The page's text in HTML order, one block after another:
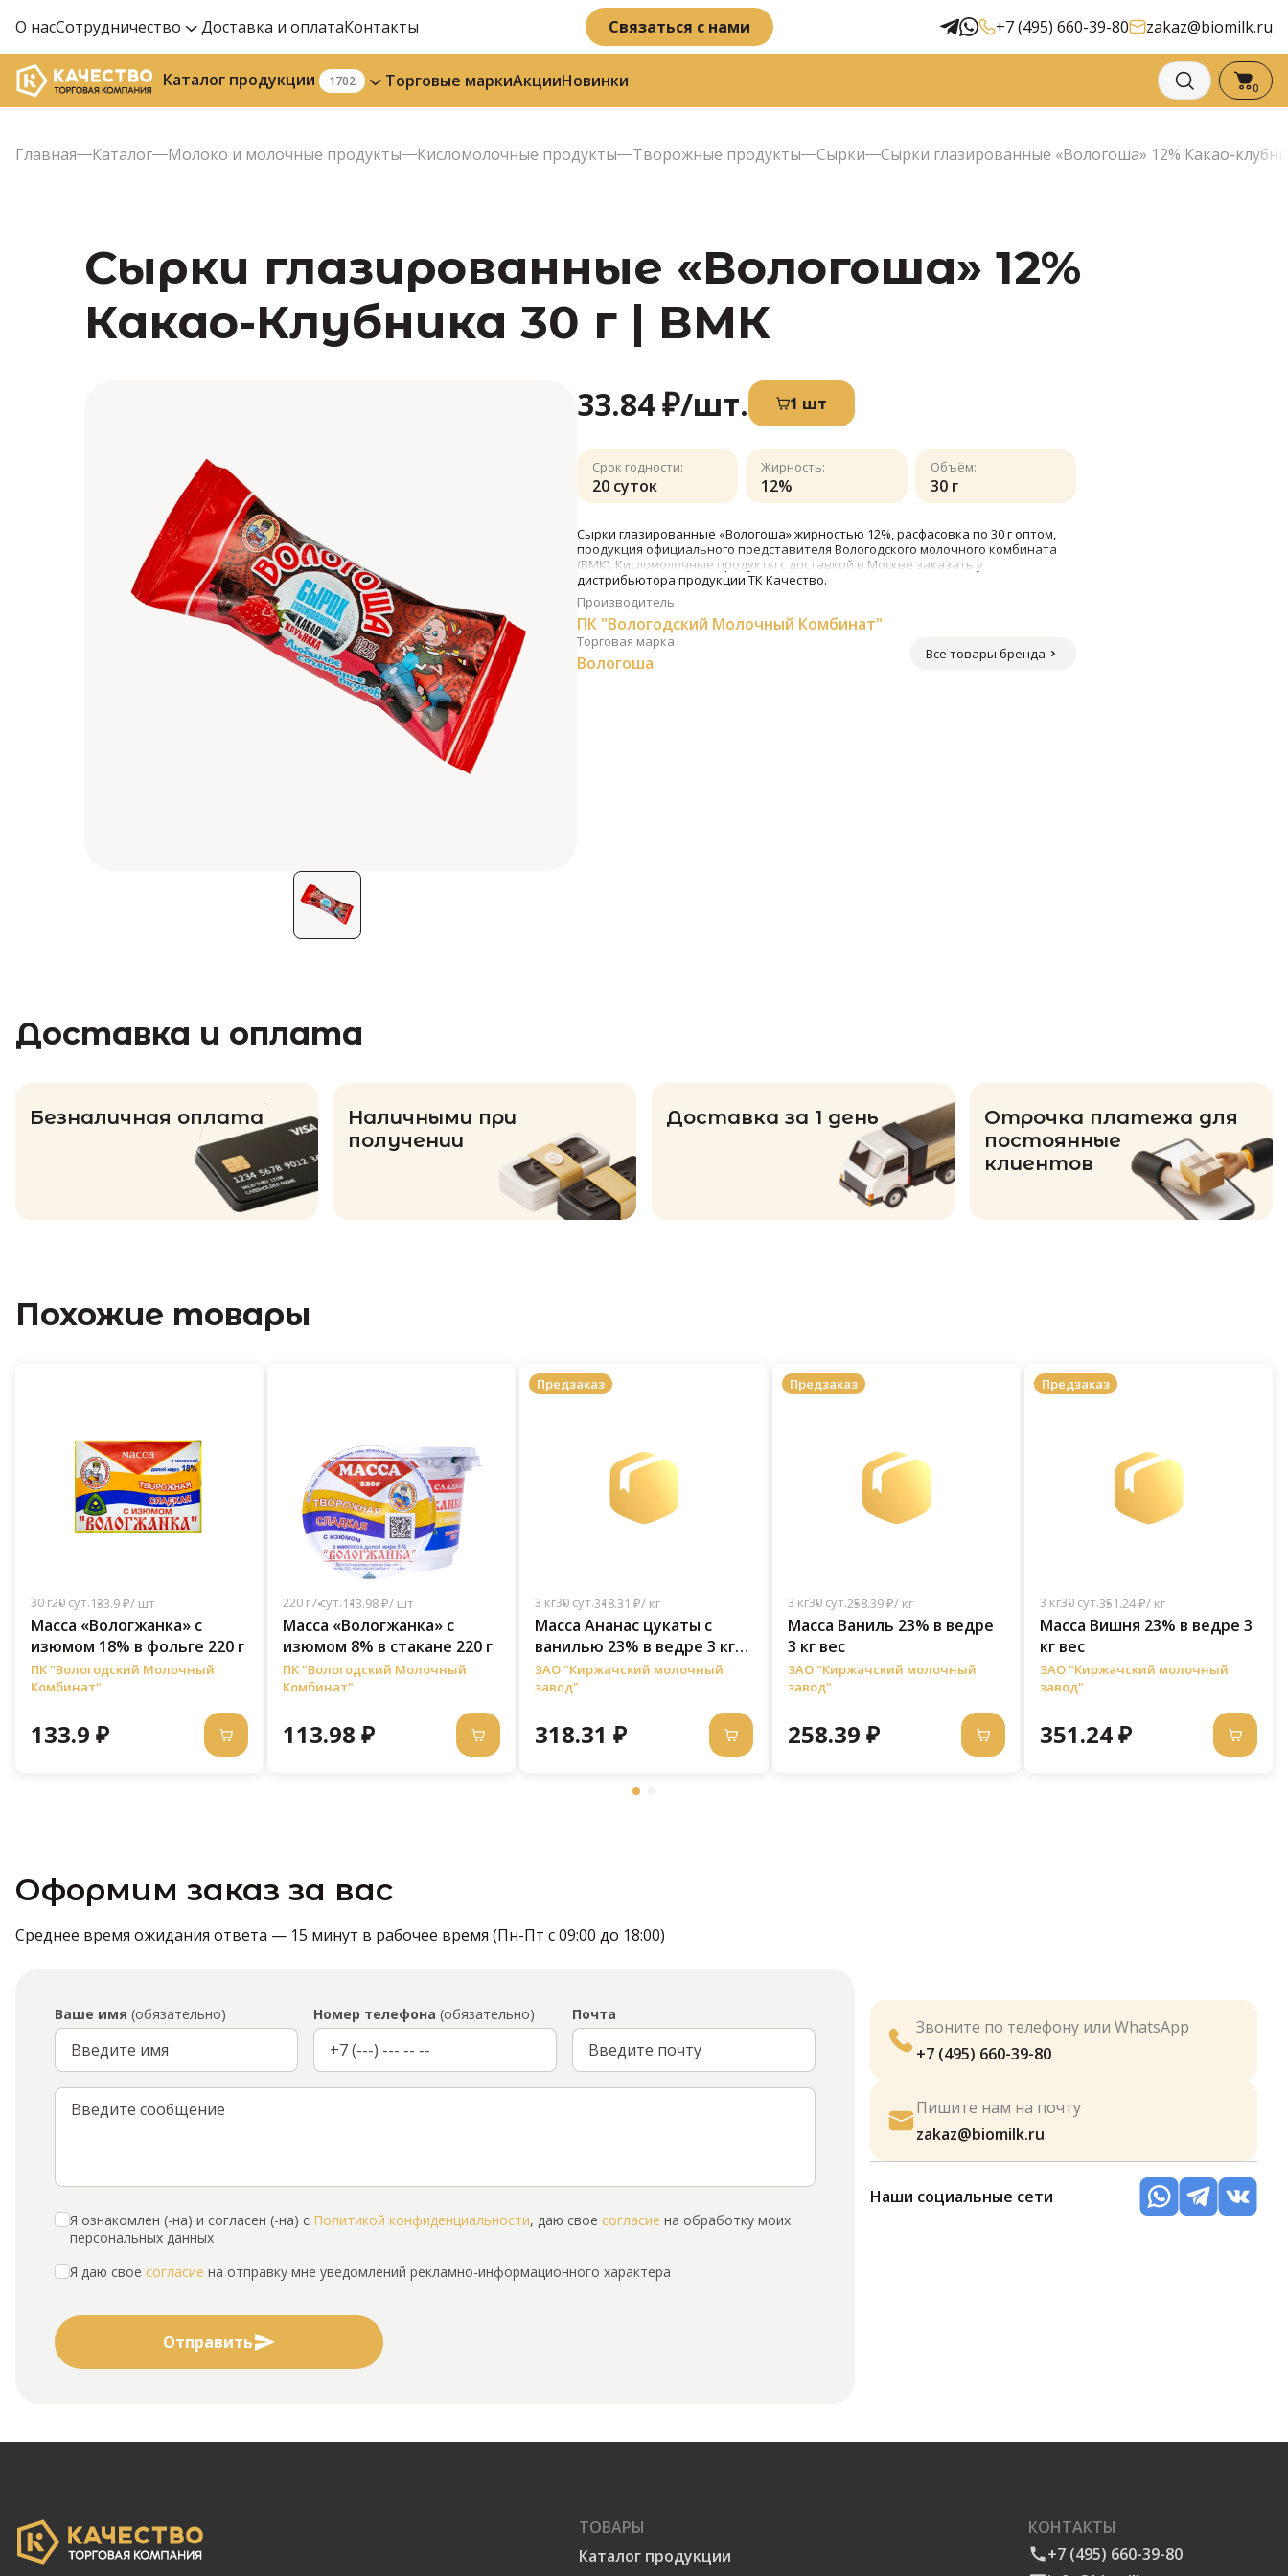
О насСотрудничество Доставка и оплатаКонтакты Связаться с нами +7 (495) 660-39-80 zakaz@biomilk.ru
Каталог продукции 1702 Торговые маркиАкцииНовинки 0
Главная Каталог Молоко и молочные продукты Кисломолочные продукты Творожные продукты Сырки Сырки глазированные «Вологоша» 12% Какао-
Сырки глазированные «Вологоша» 12%
Какао-Клубника 30 г | ВМК
33.84 ₽/шт. 1 шт
Срок годности:
20 суток
Жирность:
12%
Объём:
30 г
Сырки глазированные «Вологоша» жирностью 12%, расфасовка по 30 г оптом,
продукция официального представителя Вологодского молочного комбината
(ВМК). Кисломолочные продукты с доставкой в Москве заказать у
дистрибьютора продукции ТК Качество.
Производитель
ПК "Вологодский Молочный Комбинат"
Торговая марка
Вологоша Все товары бренда
Доставка и оплата
Безналичная оплата
Наличными при
получении
Доставка за 1 день
Отрочка платежа для
постоянные
клиентов
Похожие товары
30 г20 сут.133.9 ₽/ шт
Масса «Вологжанка» с
изюмом 18% в фольге 220 г
ПК "Вологодский Молочный
Комбинат"
133.9 ₽
220 г7 сут.113.98 ₽/ шт
Масса «Вологжанка» с
изюмом 8% в стакане 220 г
ПК "Вологодский Молочный
Комбинат"
113.98 ₽
Предзаказ
3 кг30 сут.318.31 ₽/ кг
Масса Ананас цукаты с
ванилью 23% в ведре 3 кг
вес
ЗАО "Киржачский молочный
завод"
318.31 ₽
Предзаказ
3 кг30 сут.258.39 ₽/ кг
Масса Ваниль 23% в ведре
3 кг вес
ЗАО "Киржачский молочный
завод"
258.39 ₽
Предзаказ
3 кг30 сут.351.24 ₽/ кг
Масса Вишня 23% в ведре 3
кг вес
ЗАО "Киржачский молочный
завод"
351.24 ₽
Оформим заказ за вас
Среднее время ожидания ответа — 15 минут в рабочее время (Пн-Пт с 09:00 до 18:00)
Ваше имя (обязательно) Номер телефона (обязательно) Почта
Я ознакомлен (-на) и согласен (-на) с Политикой конфиденциальности, даю свое согласие на обработку моих
персональных данных
Я даю свое согласие на отправку мне уведомлений рекламно-информационного характера
Отправить
Звоните по телефону или WhatsApp
+7 (495) 660-39-80
Пишите нам на почту
zakaz@biomilk.ru
Наши социальные сети
ТОВАРЫ
Каталог продукции
КОНТАКТЫ
+7 (495) 660-39-80